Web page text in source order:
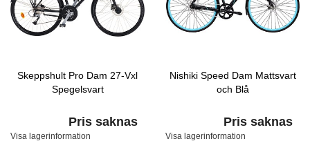
Skeppshult Pro Dam 27-Vxl
Spegelsvart
Pris saknas
Visa lagerinformation
Nishiki Speed Dam Mattsvart
och Blå
Pris saknas
Visa lagerinformation